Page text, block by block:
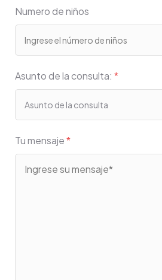
Numero de niños
Asunto de la consulta: *
Tu mensaje*